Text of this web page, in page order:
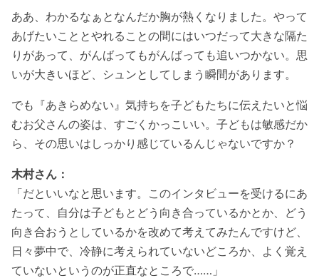
ああ、わかるなぁとなんだか胸が熱くなりました。やって
あげたいこととやれることの間にはいつだって大きな隔た
りがあって、がんばってもがんばっても追いつかない。思
いが大きいほど、シュンとしてしまう瞬間があります。
でも『あきらめない』気持ちを子どもたちに伝えたいと悩
むお父さんの姿は、すごくかっこいい。子どもは敏感だか
ら、その思いはしっかり感じているんじゃないですか？
木村さん：
「だといいなと思います。このインタビューを受けるにあ
たって、自分は子どもとどう向き合っているかとか、どう
向き合おうとしているかを改めて考えてみたんですけど、
日々夢中で、冷静に考えられていないどころか、よく覚え
ていないというのが正直なところで……」